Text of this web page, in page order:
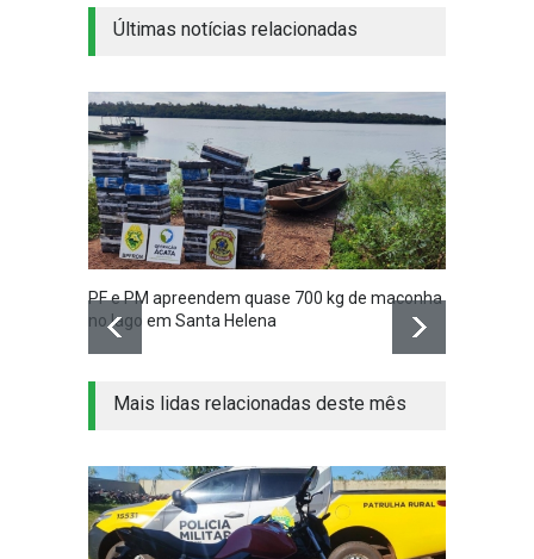
Últimas notícias relacionadas
PF e PM apreendem quase 700 kg de maconha
no lago em Santa Helena
Mais lidas relacionadas deste mês